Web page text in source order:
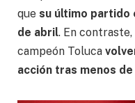
que su último partido
de abril. En
campeón Toluca
acción tras menos